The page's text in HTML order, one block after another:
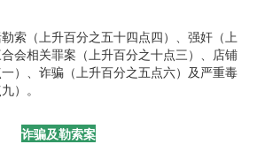
索（上升百分之五十四点四）、强奸（上
会相关罪案（上升百分之十点三）、店铺
）、诈骗（上升百分之五点六）及严重毒
）。
诈骗及勒索案